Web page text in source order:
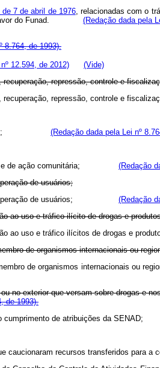
7 de abril de 1976, relacionadas com o
em favor do Funad. (Redação dada pela
8.764, de 1993).
12.594, de 2012)
(Vide)
repressão, controle e
recuperação, repressão,
de drogas; (Redação dada pela Lei nº
e de ação comunitária; (Redação
de usuários;
e recuperação de usuários; (Redação
ao uso e tráfico ilícito de drogas e
ao uso e tráfico ilícitos de
de organismos internacionais ou
membro de organismos
no exterior que versam sobre drogas e
de 1993).
do cumprimento de atribuições da
que caucionaram recursos